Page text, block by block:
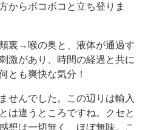
からボコボコと立ち登りま
裏→喉の奥と、液体が通過す
激があり、時間の経過と共に
とも爽快な気分！
せんでした。この辺りは輸入
は違うところですね。クセと
想は一切無く、ほぼ無味。こ